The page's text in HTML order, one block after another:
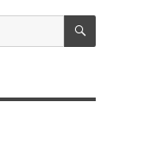
SUCHEN